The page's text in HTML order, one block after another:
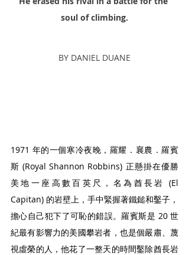
soul of climbing.
BY DANIEL DUANE
1971 年的一個寒冷夜晚，羅耀．襄農．羅賓
斯 (Royal Shannon Robbins) 正懸掛在優勝
美地一座高數百英尺，名為酋長岩 (El
Capitan) 的岩壁上，手中緊握著鐵鎚和鑿子，
擔心自己犯下了可恥的錯誤。羅賓斯是 20 世
紀最有影響力的美國攀岩者，也是個嚴肅、蔑
視虛榮的人，他花了一整天的時間鑿除酋長岩